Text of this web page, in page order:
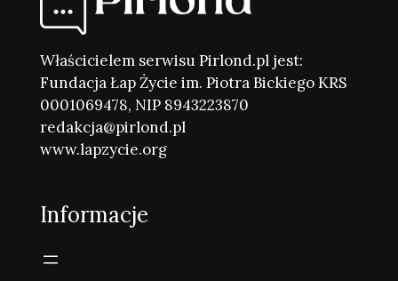
Właścicielem serwisu Pirlond.pl jest:
Fundacja Łap Życie im. Piotra Bickiego KRS
0001069478, NIP 8943223870
redakcja@pirlond.pl
www.lapzycie.org
Informacje